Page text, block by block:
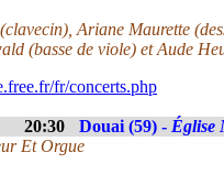
Ariane Maurette
(basse de viole) et Aude
fr/concerts.php
20:30 Douai (59) - Église
Et Orgue